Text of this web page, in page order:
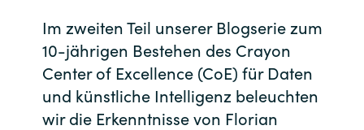
Hungary
Iceland
Im zweiten Teil unserer Blogserie zum
10-jährigen Bestehen des Crayon
Center of Excellence (CoE) für Daten
und künstliche Intelligenz beleuchten
wir die Erkenntnisse von Florian